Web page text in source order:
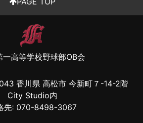
一高等学校野球部OB会
香川県 高松市 今新町７-14-2階
City Studio内
先: 070-8498-3067